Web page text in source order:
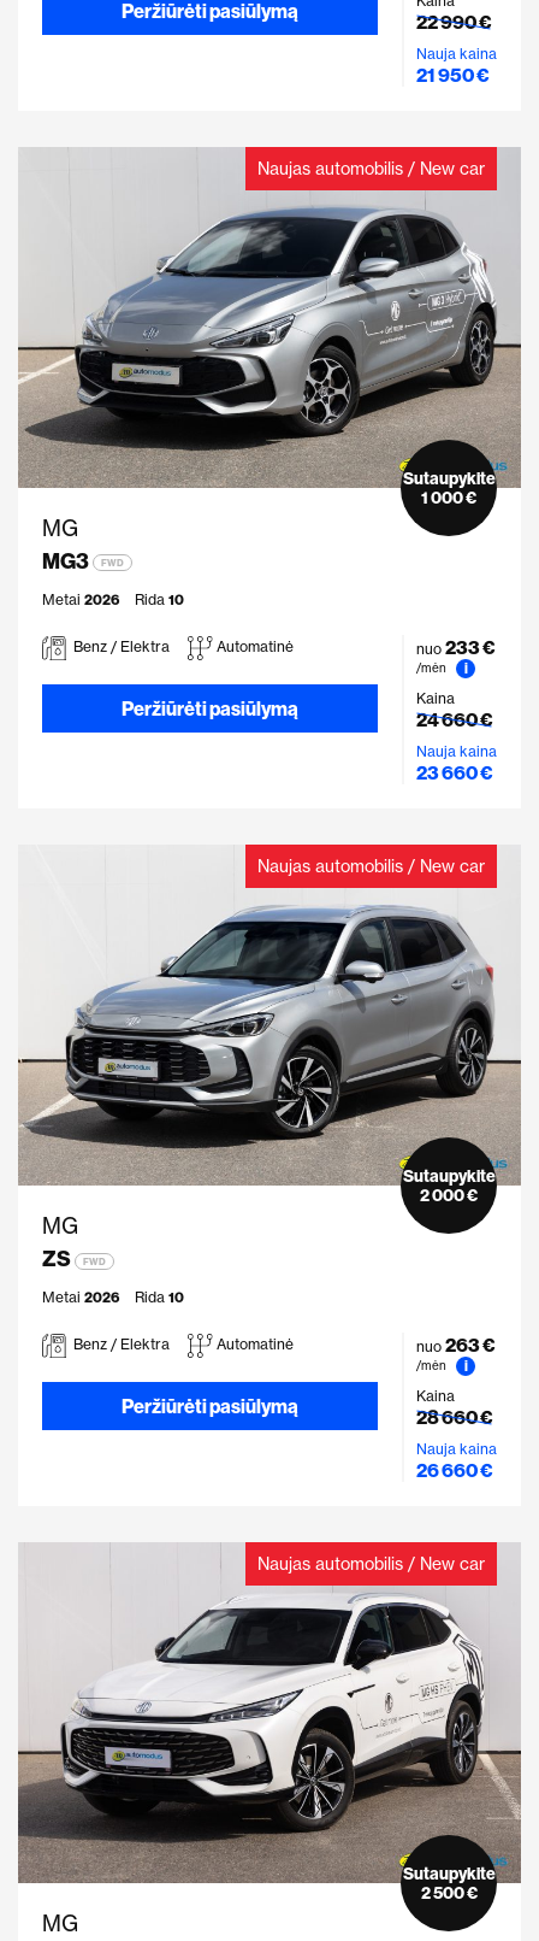
Peržiūrėti pasiūlymą 22 990 €
Nauja kaina
21 950 €
Naujas automobilis / New car
MG
MG3
FWD
Metai 2026 Rida 10
Sutaupykite
1 000 €
Benz / Elektra Automatinė
Peržiūrėti pasiūlymą
nuo 233 €
/mėn
i
Kaina
24 660 €
Nauja kaina
23 660 €
Naujas automobilis / New car
MG
ZS
FWD
Metai 2026 Rida 10
Sutaupykite
2 000 €
Benz / Elektra Automatinė
Peržiūrėti pasiūlymą
nuo 263 €
/mėn
i
Kaina
28 660 €
Nauja kaina
26 660 €
Naujas automobilis / New car
MG
Sutaupykite
2 500 €